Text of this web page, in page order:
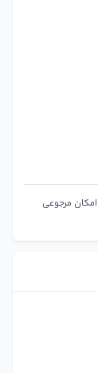
امکان مرجوعی